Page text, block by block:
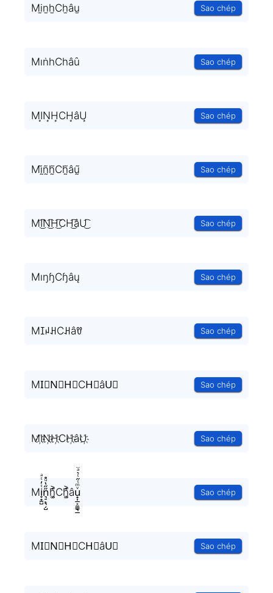
Mi̫n̫h̫Ch̫âu̫ Sao chép
MıṅһCһâȗ Sao chép
MI͙N͙H͙CH͙âU͙ Sao chép
Mḭ̃ñ̰h̰̃Ch̰̃âṵ̃ Sao chép
MI͜͡N͜͡H͜͡CH͜͡âU͜͡ Sao chép
MıŋɧCɧâų Sao chép
MꀤꈤꃅCꃅâꀎ Sao chép
MI⃟N⃟H⃟CH⃟âU⃟ Sao chép
MI҉N҉H҉CH҉âU҉ Sao chép
Mi̞̟̫̺ͭ̒ͭͣn͉̠̙͉̗̺̋̋̔ͧ̊h͚̖̜̍̃͐Ch͚̖̜̍̃͐âu̟͎̲͕̼̳͉̲ͮͫͭ̋ͭ͛ͣ̈ Sao chép
MI⃗N⃗H⃗CH⃗âU⃗ Sao chép